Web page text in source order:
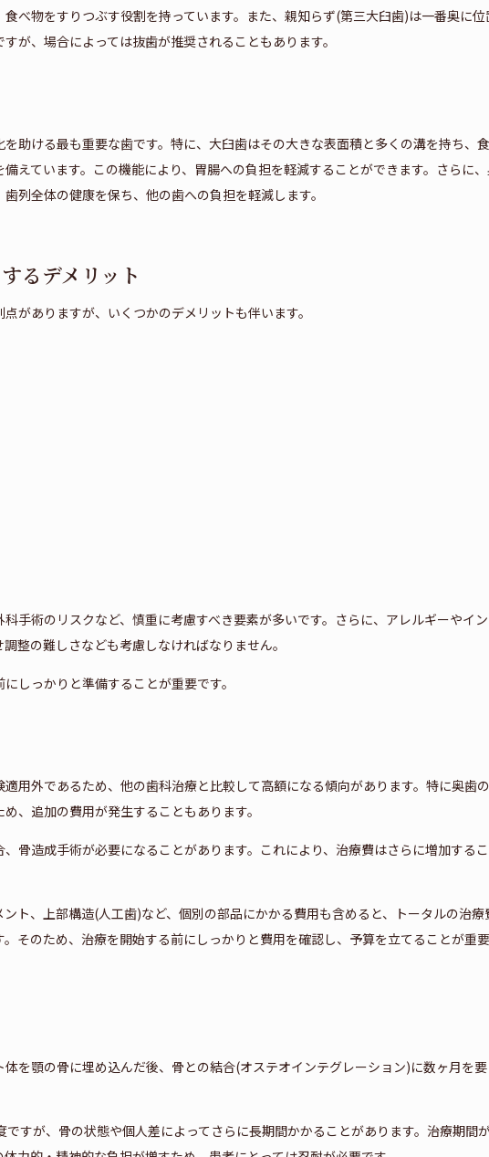
べ物をすりつぶす役割を持っています。また、親知らず(第三大臼歯)は一番奥に位
が、場合によっては抜歯が推奨されることもあります。
助ける最も重要な歯です。特に、大臼歯はその大きな表面積と多くの溝を持ち、
えています。この機能により、胃腸への負担を軽減することができます。さらに
列全体の健康を保ち、他の歯への負担を軽減します。
るデメリット
がありますが、いくつかのデメリットも伴います。
手術のリスクなど、慎重に考慮すべき要素が多いです。さらに、アレルギーやイ
整の難しさなども考慮しなければなりません。
しっかりと準備することが重要です。
用外であるため、他の歯科治療と比較して高額になる傾向があります。特に奥歯
、追加の費用が発生することもあります。
骨造成手術が必要になることがあります。これにより、治療費はさらに増加する
ト、上部構造(人工歯)など、個別の部品にかかる費用も含めると、トータルの治療
そのため、治療を開始する前にしっかりと費用を確認し、予算を立てることが重
を顎の骨に埋め込んだ後、骨との結合(オステオインテグレーション)に数ヶ月を
すが、骨の状態や個人差によってさらに長期間かかることがあります。治療期間